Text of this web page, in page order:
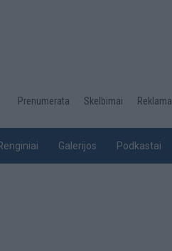
Desktop
top
Prenumerata Skelbimai Reklama
Galerijos Podkastai